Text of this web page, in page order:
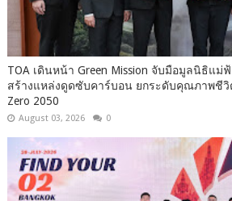
TOA เดินหน้า Green Mission จับมือมูลนิธิแ
สร้างแหล่งดูดซับคาร์บอน ยกระดับคุณภาพชี
Zero 2050
August 03, 2026 0